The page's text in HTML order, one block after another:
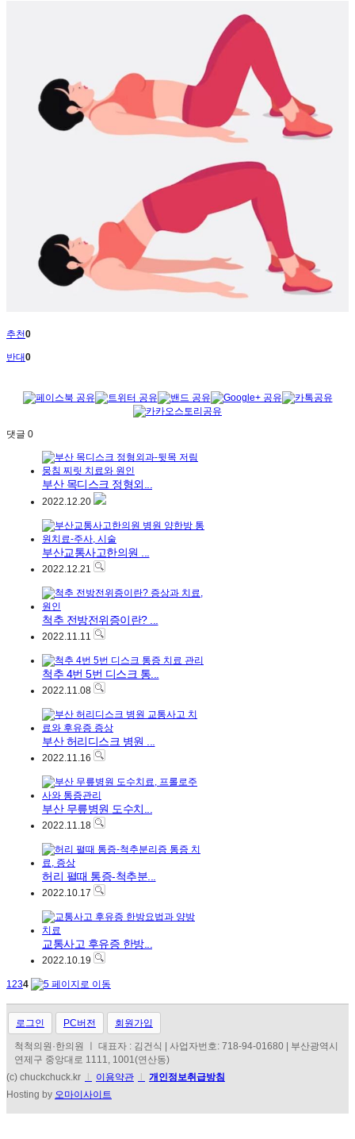
추천0
반대0
댓글 0
부산 목디스크 정형외...
2022.12.20
부산교통사고한의원 ...
2022.12.21
척추 전방전위증이란? ...
2022.11.11
척추 4번 5번 디스크 통...
2022.11.08
부산 허리디스크 병원 ...
2022.11.16
부산 무릎병원 도수치...
2022.11.18
허리 펼때 통증-척추분...
2022.10.17
교통사고 후유증 한방...
2022.10.19
1 234
로그인 PC버전 회원가입
척척의원·한의원 ㅣ 대표자 : 김건식 | 사업자번호: 718-94-01680 | 부산광역시
연제구 중앙대로 1111, 1001(연산동)
(c) chuckchuck.kr
l 이용약관 l
개인정보취급방침
Hosting by 오마이사이트